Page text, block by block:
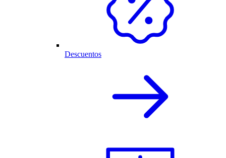
Descuentos